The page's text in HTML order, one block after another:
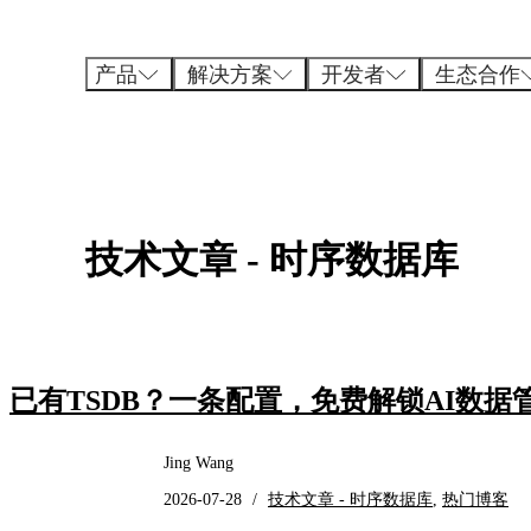
产品 解决方案 开发者 生态合作
技术文章 - 时序数据库
已有TSDB？一条配置，免费解锁AI数据
Jing Wang
2026-07-28 / 技术文章 - 时序数据库, 热门博客